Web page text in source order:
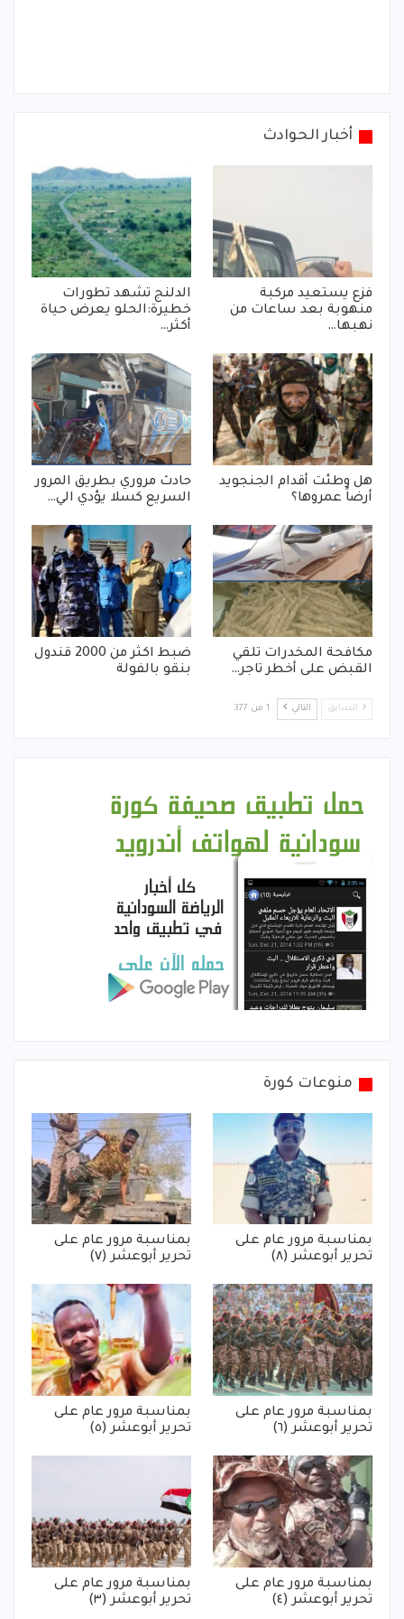
أخبار الحوادث
فزع يستعيد مركبة
منهوبة بعد ساعات من
نهبها…
الدلنج تشهد تطورات
خطيرة:الحلو يعرض حياة
أكثر…
هل وطئت أقدام الجنجويد
أرضاً عمروها؟
حادث مروري بطريق المرور
السريع كسلا يؤدي الي…
مكافحة المخدرات تلقي
القبض على أخطر تاجر…
ضبط اكثر من 2000 قندول
بنقو بالفولة
السابق التالي 1 من 377
منوعات كورة
بمناسبة مرور عام على
تحرير أبوعشر (٨)
بمناسبة مرور عام على
تحرير أبوعشر (٧)
بمناسبة مرور عام على
تحرير أبوعشر (٦)
بمناسبة مرور عام على
تحرير أبوعشر (٥)
بمناسبة مرور عام على
تحرير أبوعشر (٤)
بمناسبة مرور عام على
تحرير أبوعشر (٣)